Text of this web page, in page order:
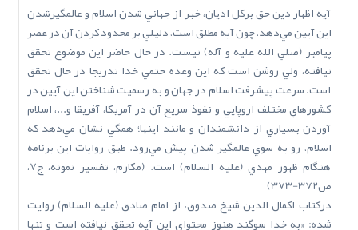
آيه اظهار دين حق برکل اديان، خبر از جهاني شدن اسلام و عالمگيرشدن
اين آيين مي‌دهد، چون آيه مطلق است، دليلي بر محدود کردن آن در عصر
پيامبر (صلي ‌الله‌ عليه‌ و آله) نيست. در حال حاضر اين موضوع تحقق
نيافته، ولي روشن است که اين وعده حتمي خدا تدريجا در حال تحقق
است. سرعت پيشرفت اسلام در جهان و به رسميت شناختن اين آيين در
کشورهاي مختلف اروپايي و نفوذ سريع آن در آمريکا، آفريقا و...، اسلام
آوردن بسياري از دانشمندان و مانند اينها؛ همگي نشان مي‌دهد که
اسلام، رو به سوي عالمگير شدن پيش مي‌رود. طبق روايات اين برنامه
هنگام ظهور مهدي (عليه السلام) است. (مکارم، تفسير نمونه، ج7،
ص372-373)
درکتاب اکمال الدين شيخ صدوق، از امام صادق (عليه السلام) روايت
شده: «به خدا سوگند هنوز محتواي اين آيه تحقق نيافته است و تنها